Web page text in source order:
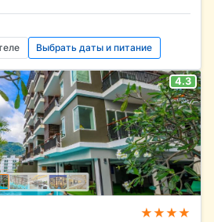
Выбрать даты и питание
4.3
★★★★